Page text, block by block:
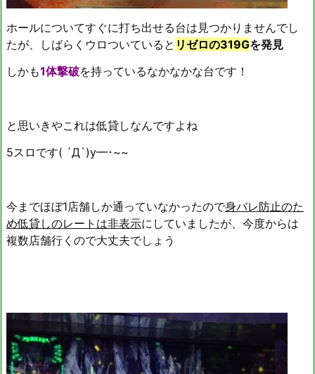
ホールについてすぐに打ち出せる台は見つかりませんでし
たが、しばらくウロついていると リゼロの319Gを発見
しかも1体撃破を持っているなかなかな台です！
と思いきやこれは低貸しなんですよね
5スロです( ´Д`)y━･~~
今までほぼ1店舗しか通っていなかったので身バレ防止のた
め低貸しのレートは非表示にしていましたが、今度からは
複数店舗行くので大丈夫でしょう